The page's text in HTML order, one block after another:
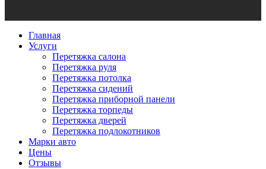
Главная
Услуги
Перетяжка салона
Перетяжка руля
Перетяжка потолка
Перетяжка сидений
Перетяжка приборной панели
Перетяжка торпеды
Перетяжка дверей
Перетяжка подлокотников
Марки авто
Цены
Отзывы